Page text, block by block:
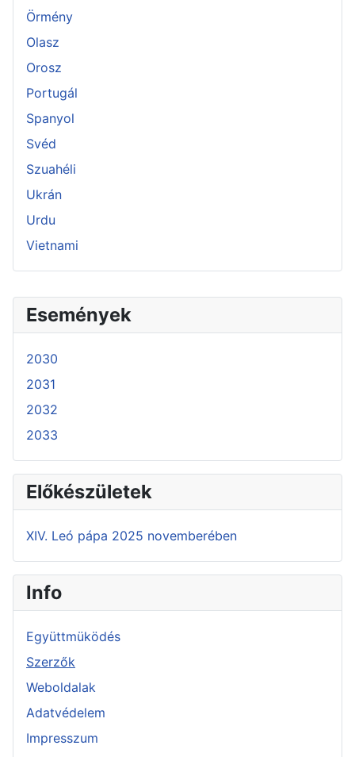
Események
2030
2031
2032
2033
Előkészületek
XIV. Leó pápa 2025 novemberében
Info
Együttmüködés
Szerzők
Weboldalak
Adatvédelem
Impresszum
Örmény
Olasz
Orosz
Portugál
Spanyol
Svéd
Szuahéli
Ukrán
Urdu
Vietnami